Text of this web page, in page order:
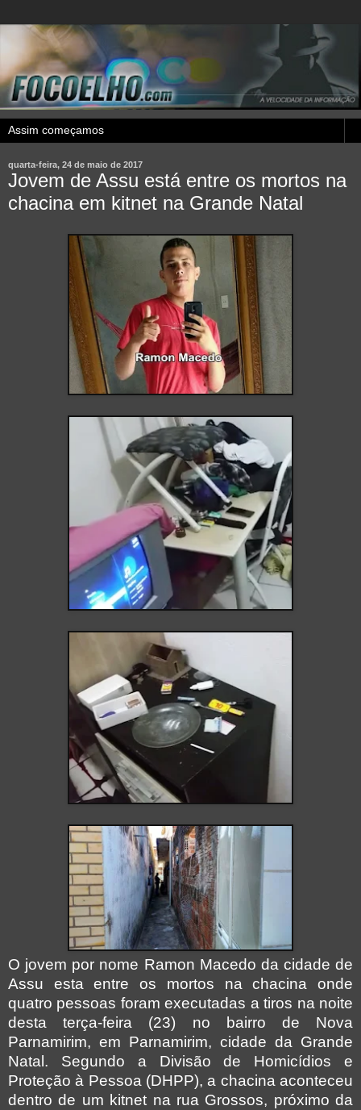
quarta-feira, 24 de maio de 2017
Jovem de Assu está entre os mortos na
chacina em kitnet na Grande Natal
O jovem por nome Ramon Macedo da cidade de
Assu esta entre os mortos na chacina onde
quatro pessoas foram executadas a tiros na noite
desta terça-feira (23) no bairro de Nova
Parnamirim, em Parnamirim, cidade da Grande
Natal. Segundo a Divisão de Homicídios e
Proteção à Pessoa (DHPP), a chacina aconteceu
dentro de um kitnet na rua Grossos, próximo da